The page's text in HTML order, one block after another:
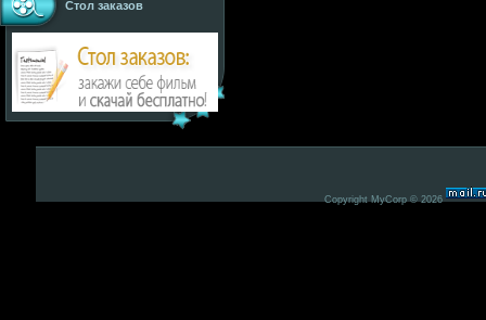
Стол заказов
Copyright MyCorp © 2026